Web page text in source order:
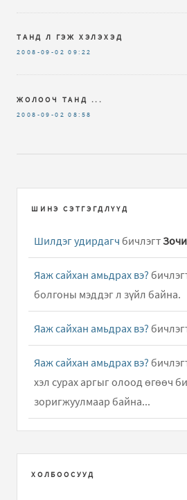
ТАНД Л ГЭЖ ХЭЛЭХЭД
2008-09-02 09:22
ЖОЛООЧ ТАНД ...
2008-09-02 08:58
ШИНЭ СЭТГЭГДЛҮҮД
Шилдэг удирдагч бичлэгт
Яаж сайхан амьдрах вэ?
болгоны мэддэг л зүйл байна.
Яаж сайхан амьдрах вэ?
Яаж сайхан амьдрах вэ?
хэл сурах аргыг олоод өгөөч
зоригжуулмаар байна...
АНУ-ын их дээд сургуулиуудад
миньбичлэгтluna:Ёооё ямар
вэ...
ХОЛБООСУУД